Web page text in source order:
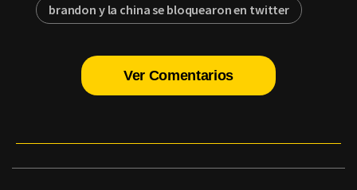
brandon y la china se bloquearon en twitter
Ver Comentarios